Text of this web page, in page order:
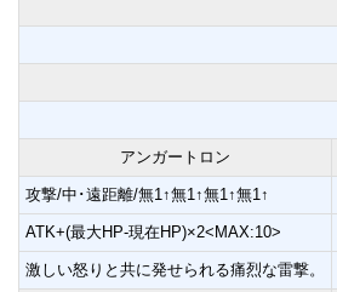
アンガートロン
攻撃/中･遠距離/無1↑無1↑無1↑無1↑
ATK+(最大HP-現在HP)×2<MAX:10>
激しい怒りと共に発せられる痛烈な雷撃。